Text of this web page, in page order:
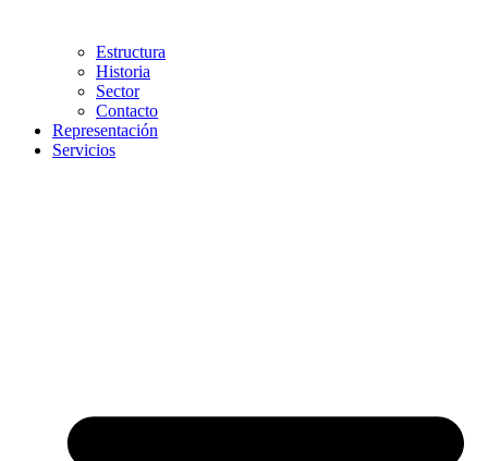
Estructura
Historia
Sector
Contacto
Representación
Servicios